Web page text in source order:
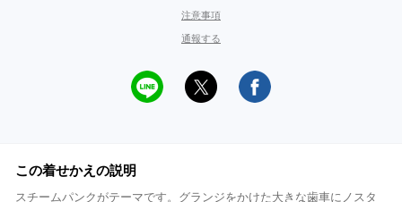
注意事項
通報する
この着せかえの説明
スチームパンクがテーマです。グランジをかけた大きな歯車にノスタ